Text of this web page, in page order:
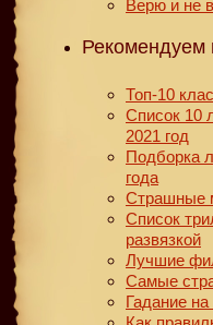
Верю и не
Рекомендуем
Топ-10
Список 10
2021 год
Подборка
года
Страшные
Список
развязкой
Лучшие
Самые
Гадание